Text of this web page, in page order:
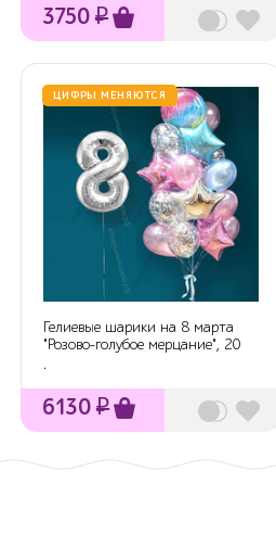
3750₽
ЦИФРЫ МЕНЯЮТСЯ
Гелиевые шарики на 8 марта
"Розово-голубое мерцание", 20
.
6130₽